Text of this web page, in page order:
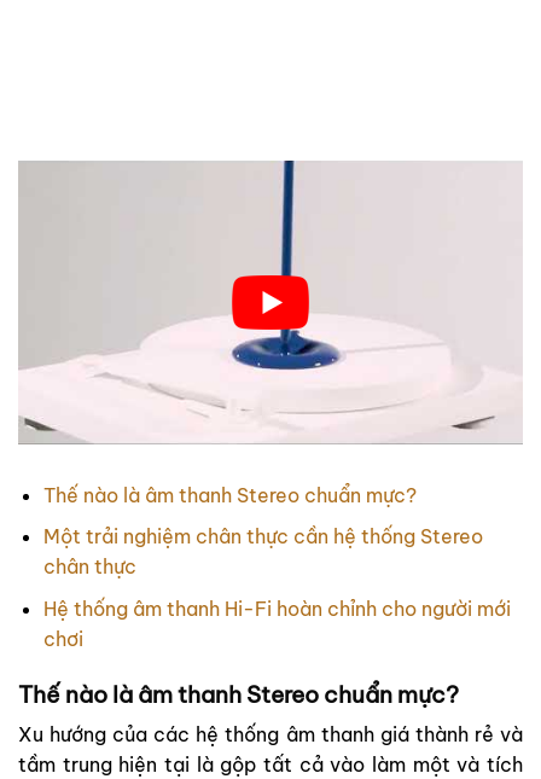
Thế nào là âm thanh Stereo chuẩn mực?
Một trải nghiệm chân thực cần hệ thống Stereo
chân thực
Hệ thống âm thanh Hi-Fi hoàn chỉnh cho người mới
chơi
Thế nào là âm thanh Stereo chuẩn mực?
Xu hướng của các hệ thống âm thanh giá thành rẻ và
tầm trung hiện tại là gộp tất cả vào làm một và tích